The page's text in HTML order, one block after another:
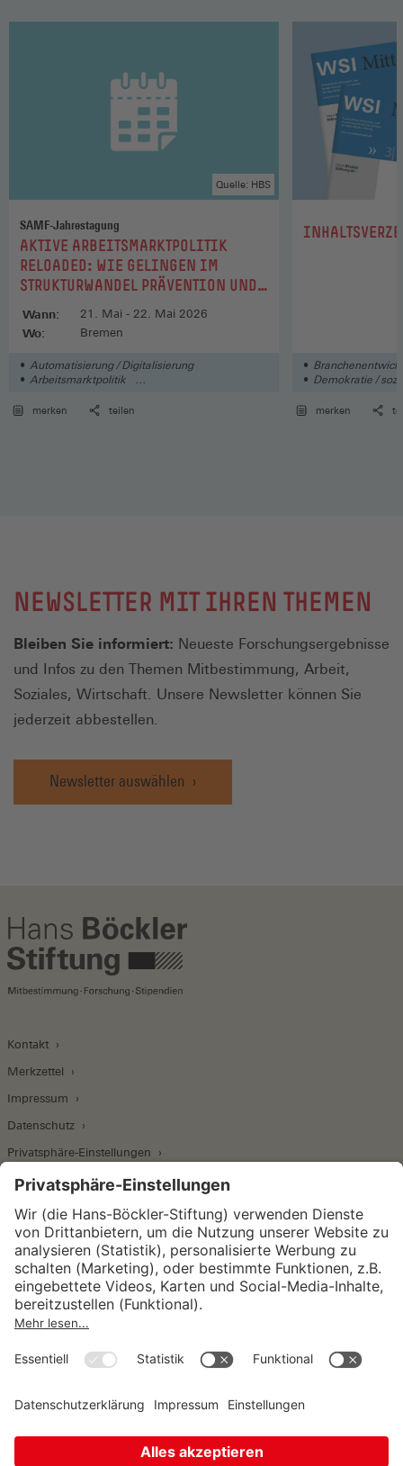
SAMF-Jahrestagung
:AKTIVE ARBEITSMARKTPOLITIK
RELOADED: WIE GELINGEN IM
STRUKTURWANDEL PRÄVENTION UND
Quelle: HBS
Wann: 21. Mai - 22. Mai 2026
Wo: Bremen
Automatisierung / Digitalisierung
Arbeitsmarktpolitik
merken
teilen
:
Demokratie /
merken
NEWSLETTER MIT IHREN THEMEN
Bleiben Sie informiert: Neueste Forschungsergebnisse
und Infos zu den Themen Mitbestimmung, Arbeit,
Soziales, Wirtschaft. Unsere Newsletter können Sie
jederzeit abbestellen.
Newsletter auswählen
Kontakt
Merkzettel
Impressum
Datenschutz
Privatsphäre-Einstellungen
Wirtschafts- und Sozialwissenschaftliches Institut
Institut für Makroökonomie und
Konjunkturforschung
Unternehmensführung